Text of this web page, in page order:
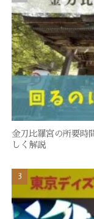
金刀比羅宮の所要時
しく解説